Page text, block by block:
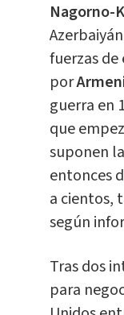
Nagorno-
fuerzas
por
guerra en
que
suponen
entonces
a cientos,
según
Tras dos
para